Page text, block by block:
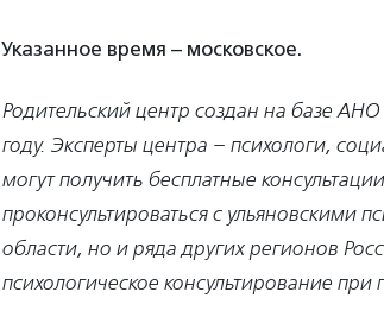
Указанное время – московское.
Родительский центр создан на базе
году. Эксперты центра – психологи,
могут получить бесплатные
проконсультироваться с ульяновскими
области, но и ряда других регионов
психологическое консультирование